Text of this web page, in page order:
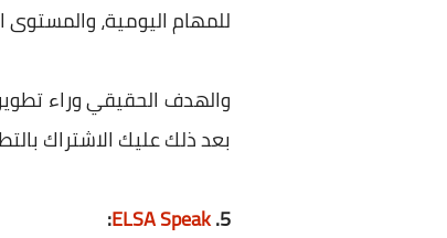
للمهام اليومية،
والهدف الحقيقي وراء
بعد ذلك عليك الاشتراك بالتطبيق
5.
ELSA Speak
: